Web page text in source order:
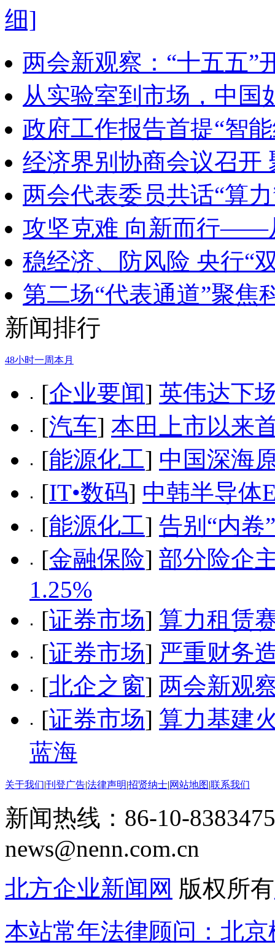
细]
两会新观察：“十五五”
从实验室到市场，中国
政府工作报告首提“智
经济界别协商会议召开
两会代表委员共话“算
攻坚克难 向新而行——
稳经济、防风险 央行“
第二场“代表通道”聚焦
新闻排行
48小时一周本月
[企业要闻] 英伟达下
[汽车] 本田上市以来
[能源化工] 中国深海
[IT•数码] 中韩半导体
[能源化工] 告别“内卷
[金融保险] 部分险企
1.25%
[证券市场] 算力租赁
[证券市场] 严重财务
[北企之窗] 两会新观
[证券市场] 算力基建
蓝海
关于我们|刊登广告|法律声明|招贤纳士|网站地图|联系我们
新闻热线：86-10-
news@nenn.com.cn
北方企业新闻网 版权所有
本站常年法律顾问：北